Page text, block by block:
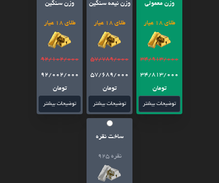
وزن معمولی
طلای 18 عیار
34/913/000
34/813/000
تومان
توضیحات بیشتر
وزن نیمه سنگین
طلای 18 عیار
57/789/000
57/689/000
تومان
توضیحات بیشتر
وزن سنگین
طلای 18 عیار
92/102/000
92/002/000
تومان
توضیحات بیشتر
ساخت نقره
نقره 925